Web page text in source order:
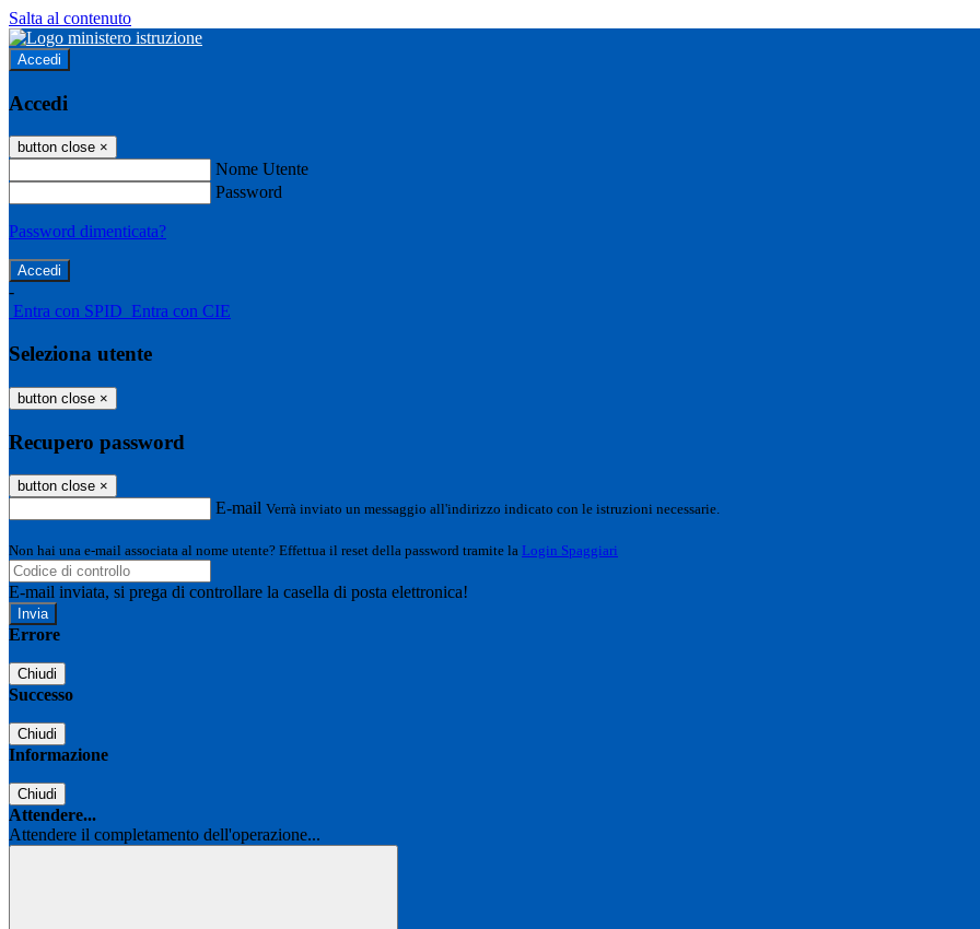
Salta al contenuto
Accedi
Accedi
button close ×
Nome Utente
Password
Password dimenticata?
-
Entra con SPID Entra con CIE
Seleziona utente
button close ×
Recupero password
button close ×
E-mail Verrà inviato un messaggio all'indirizzo indicato con le istruzioni necessarie.
Non hai una e-mail associata al nome utente? Effettua il reset della password tramite la Login Spaggiari
E-mail inviata, si prega di controllare la casella di posta elettronica!
Errore
Chiudi
Successo
Chiudi
Informazione
Chiudi
Attendere...
Attendere il completamento dell'operazione...